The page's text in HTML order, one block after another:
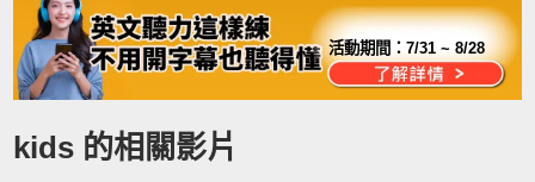
活動期間：7/31 ~ 8/28
kids 的相關影片